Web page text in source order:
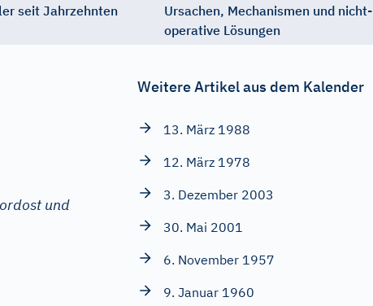
seit Jahrzehnten
Ursachen, Mechanismen und nicht-
operative Lösungen
und
Weitere Artikel aus dem Kalender
13. März 1988
12. März 1978
3. Dezember 2003
30. Mai 2001
6. November 1957
9. Januar 1960